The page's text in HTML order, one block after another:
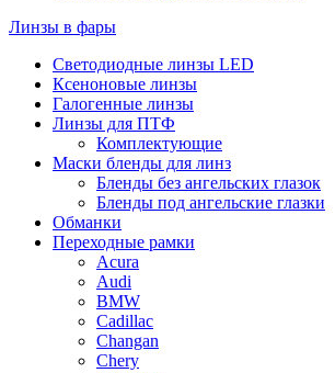
Линзы в фары
Светодиодные линзы LED
Ксеноновые линзы
Галогенные линзы
Линзы для ПТФ
Комплектующие
Маски бленды для линз
Бленды без ангельских глазок
Бленды под ангельские глазки
Обманки
Переходные рамки
Acura
Audi
BMW
Cadillac
Changan
Chery